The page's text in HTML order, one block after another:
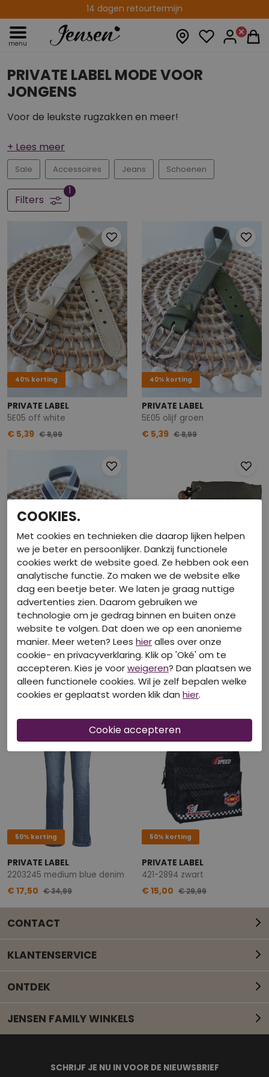
14 dagen retourtermijn
menu
PRIVATE LABEL MODE VOOR
JONGENS
Voor de leukste rugzakken en meer!
Sale Accessoires Jeans Schoenen
Filters
1
40% korting
PRIVATE LABEL
5E05 off white
€ 5,39 € 8,99
40% korting
PRIVATE LABEL
5E05 olijf groen
€ 5,39 € 8,99
40% korting
PRIVATE LABEL
5E26 grijs
40% korting
PRIVATE LABEL
000133886103 army groen
€ 16,19
€ 26,99
50% korting
PRIVATE LABEL
2203245 medium blue denim
€ 17,50 € 34,99
50% korting
PRIVATE LABEL
421-2894 zwart
€ 15,00 € 29,99
CONTACT
Mail onze klantenservice
KLANTENSERVICE
ONTDEK
JENSEN FAMILY WINKELS
SCHRIJF JE NU IN VOOR DE NIEUWSBRIEF
COOKIES.
Met cookies en technieken die daarop lijken helpen
we je beter en persoonlijker. Dankzij functionele
cookies werkt de website goed. Ze hebben ook een
analytische functie. Zo maken we de website elke
dag een beetje beter. We laten je graag nuttige
advertenties zien. Daarom gebruiken we
technologie om je gedrag binnen en buiten onze
website te volgen. Dat doen we op een anonieme
manier. Meer weten? Lees hieralles over onze
cookie- en privacyverklaring. Klik op 'Oké' om te
accepteren. Kies je voorweigeren? Dan plaatsen we
alleen functionele cookies. Wil je zelf bepalen welke
cookies er geplaatst worden klik dan hier.